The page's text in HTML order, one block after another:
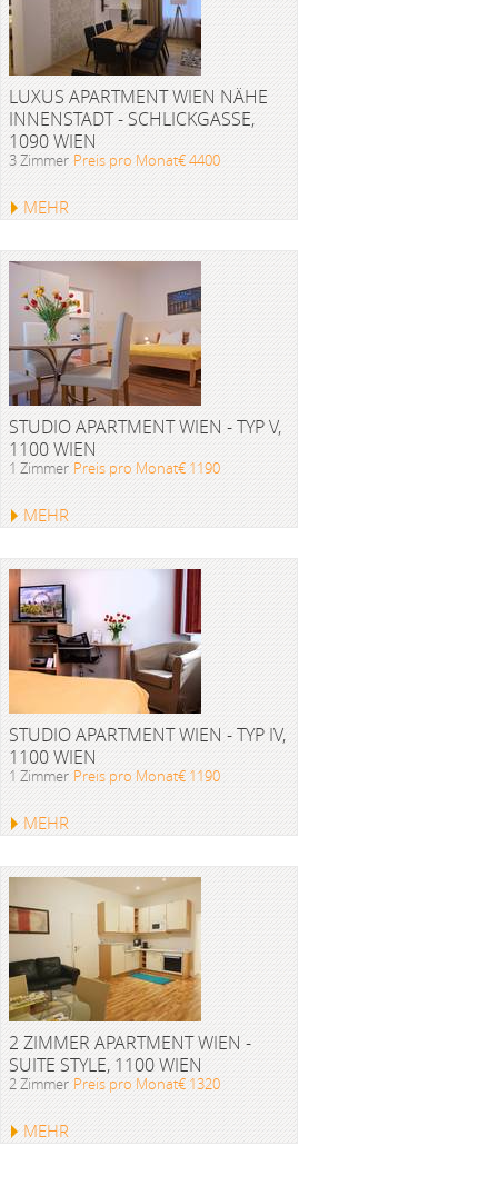
LUXUS APARTMENT WIEN NÄHE
INNENSTADT - SCHLICKGASSE,
1090 WIEN
3 Zimmer Preis pro Monat€ 4400
MEHR
STUDIO APARTMENT WIEN - TYP V,
1100 WIEN
1 Zimmer Preis pro Monat€ 1190
MEHR
STUDIO APARTMENT WIEN - TYP IV,
1100 WIEN
1 Zimmer Preis pro Monat€ 1190
MEHR
2 ZIMMER APARTMENT WIEN -
SUITE STYLE, 1100 WIEN
2 Zimmer Preis pro Monat€ 1320
MEHR